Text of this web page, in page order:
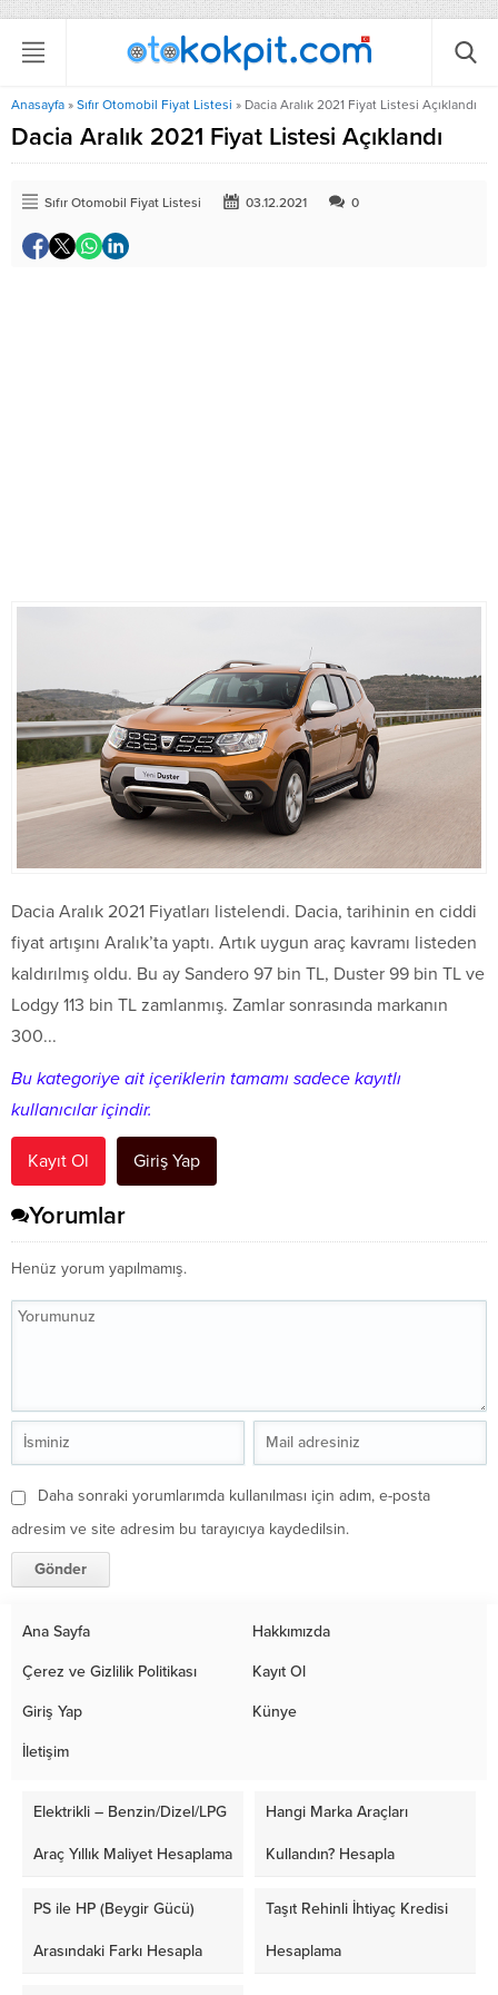
Anasayfa » Sıfır Otomobil Fiyat Listesi » Dacia Aralık 2021 Fiyat Listesi Açıklandı
Dacia Aralık 2021 Fiyat Listesi Açıklandı
Sıfır Otomobil Fiyat Listesi 03.12.2021 0
Dacia Aralık 2021 Fiyatları listelendi. Dacia, tarihinin en ciddi
fiyat artışını Aralık’ta yaptı. Artık uygun araç kavramı listeden
kaldırılmış oldu. Bu ay Sandero 97 bin TL, Duster 99 bin TL ve
Lodgy 113 bin TL zamlanmış. Zamlar sonrasında markanın
300...
Bu kategoriye ait içeriklerin tamamı sadece kayıtlı
kullanıcılar içindir.
Kayıt Ol Giriş Yap
Yorumlar
Henüz yorum yapılmamış.
Daha sonraki yorumlarımda kullanılması için adım, e-posta
adresim ve site adresim bu tarayıcıya kaydedilsin.
Ana Sayfa Hakkımızda
Çerez ve Gizlilik Politikası Kayıt Ol
Giriş Yap Künye
İletişim
Elektrikli – Benzin/Dizel/LPG
Araç Yıllık Maliyet Hesaplama
Hangi Marka Araçları
Kullandın? Hesapla
PS ile HP (Beygir Gücü)
Arasındaki Farkı Hesapla
Taşıt Rehinli İhtiyaç Kredisi
Hesaplama